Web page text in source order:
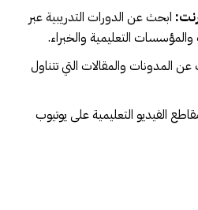
ابحث عن الدورات التدريبية عبر
والمؤسسات التعليمية والخبراء.
المدونات والمقالات التي تتناول
الفيديو التعليمية على يوتيوب